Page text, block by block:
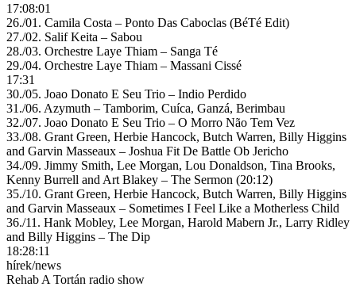
17:08:01
26./01. Camila Costa – Ponto Das Caboclas (BéTé Edit)
27./02. Salif Keita – Sabou
28./03. Orchestre Laye Thiam – Sanga Té
29./04. Orchestre Laye Thiam – Massani Cissé
17:31
30./05. Joao Donato E Seu Trio – Indio Perdido
31./06. Azymuth – Tamborim, Cuíca, Ganzá, Berimbau
32./07. Joao Donato E Seu Trio – O Morro Não Tem Vez
33./08. Grant Green, Herbie Hancock, Butch Warren, Billy Higgins
and Garvin Masseaux – Joshua Fit De Battle Ob Jericho
34./09. Jimmy Smith, Lee Morgan, Lou Donaldson, Tina Brooks,
Kenny Burrell and Art Blakey – The Sermon (20:12)
35./10. Grant Green, Herbie Hancock, Butch Warren, Billy Higgins
and Garvin Masseaux – Sometimes I Feel Like a Motherless Child
36./11. Hank Mobley, Lee Morgan, Harold Mabern Jr., Larry Ridley
and Billy Higgins – The Dip
18:28:11
hírek/news
Rehab A Tortán radio show